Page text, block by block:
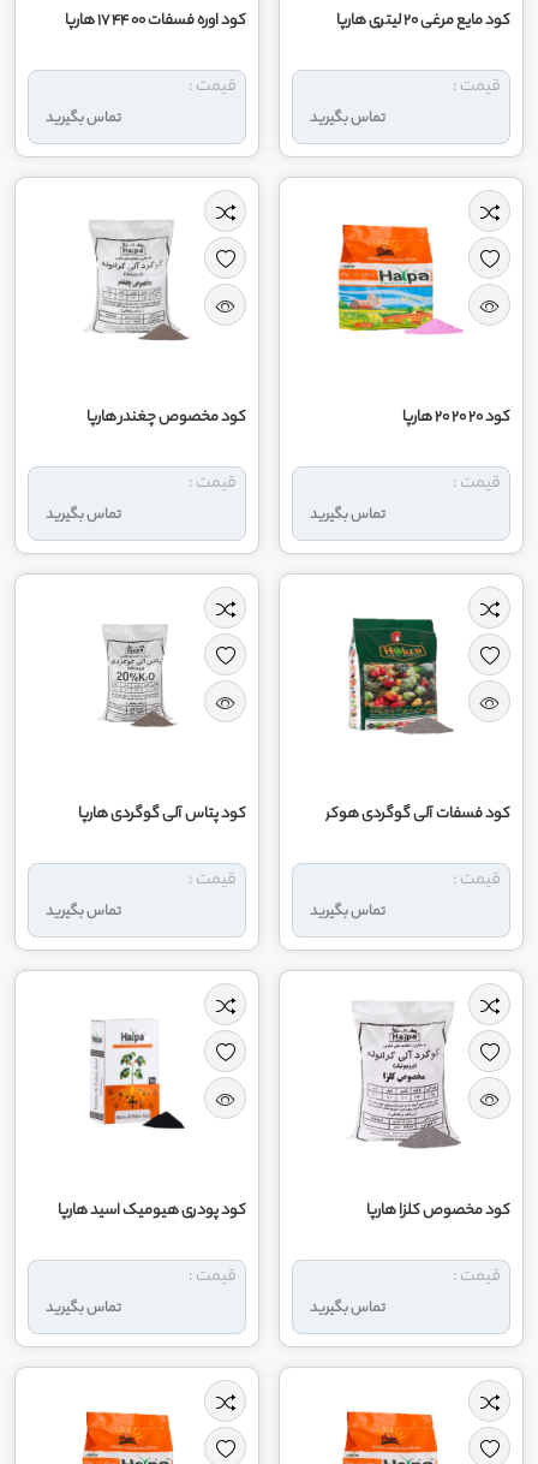
کود مایع مرغی 20 لیتری هارپا
تماس بگیرید
قیمت :
کود اوره فسفات 00 44 17 هارپا
تماس بگیرید
قیمت :
کود 20 20 20 هارپا
تماس بگیرید
قیمت :
کود مخصوص چغندر هارپا
تماس بگیرید
قیمت :
کود فسفات آلی گوگردی هوکر
تماس بگیرید
قیمت :
کود پتاس آلی گوگردی هارپا
تماس بگیرید
قیمت :
کود مخصوص کلزا هارپا
تماس بگیرید
قیمت :
کود پودری هیومیک اسید هارپا
تماس بگیرید
قیمت :